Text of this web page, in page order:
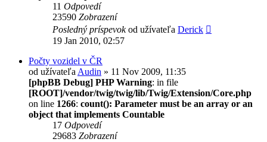
11 Odpovedí
23590 Zobrazení
Posledný príspevokod užívateľa Derick
19 Jan 2010, 02:57
Počty vozidel v ČR
od užívateľa Audin » 11 Nov 2009, 11:35
[phpBB Debug] PHP Warning: in file
[ROOT]/vendor/twig/twig/lib/Twig/Extension/Core.php
on line 1266: count(): Parameter must be an array or an
object that implements Countable
17 Odpovedí
29683 Zobrazení